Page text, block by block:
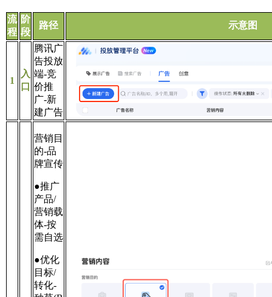
流
程
阶
段
路径 示意图
1
入
口
腾讯广
告投放
端-竞
价推
广-新
建广告
营销目
的-品
牌宣传
●推广
产品/
营销载
体-按
需自选
●优化
目标/
转化-